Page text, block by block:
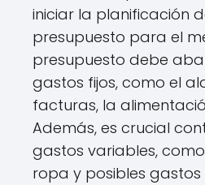
iniciar la planificación
presupuesto para el
presupuesto debe
gastos fijos, como el
facturas, la
Además, es crucial
gastos variables,
ropa y posibles gastos